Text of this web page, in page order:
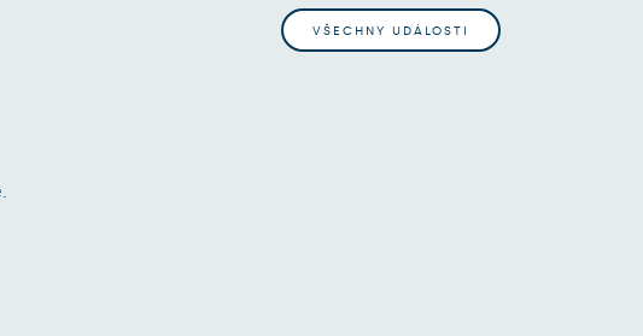
VŠECHNY UDÁLOSTI